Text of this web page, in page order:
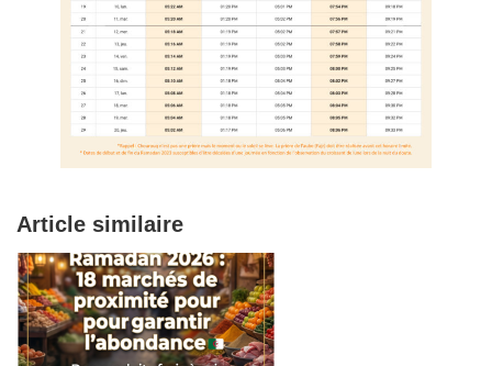
Article similaire